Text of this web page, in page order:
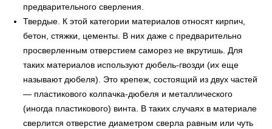
предварительного сверления.
Твердые. К этой категории материалов относят кирпич,
бетон, стяжки, цементы. В них даже с предварительно
просверленным отверстием саморез не вкрутишь. Для
таких материалов используют дюбель-гвозди (их еще
называют дюбеля). Это крепеж, состоящий из двух частей
— пластикового колпачка-дюбеля и металлического
(иногда пластикового) винта. В таких случаях в материале
сверлится отверстие диаметром сверла равным или чуть